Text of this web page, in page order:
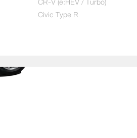
Civic Type R